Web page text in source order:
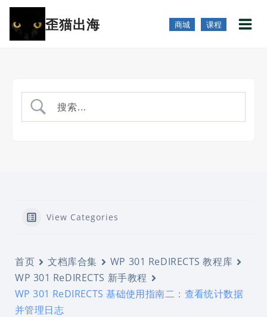
歪猫出海 商城 课程
View Categories
首页 文档库合集
WP 301 ReDIRECTS 教程库
WP 301 ReDIRECTS 新手教程
WP 301 ReDIRECTS 基础使用指南二：查看统计数据
并管理日志